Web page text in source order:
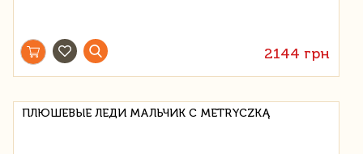
2144 грн
ПЛЮШЕВЫЕ ЛЕДИ МАЛЬЧИК С METRYCZKĄ